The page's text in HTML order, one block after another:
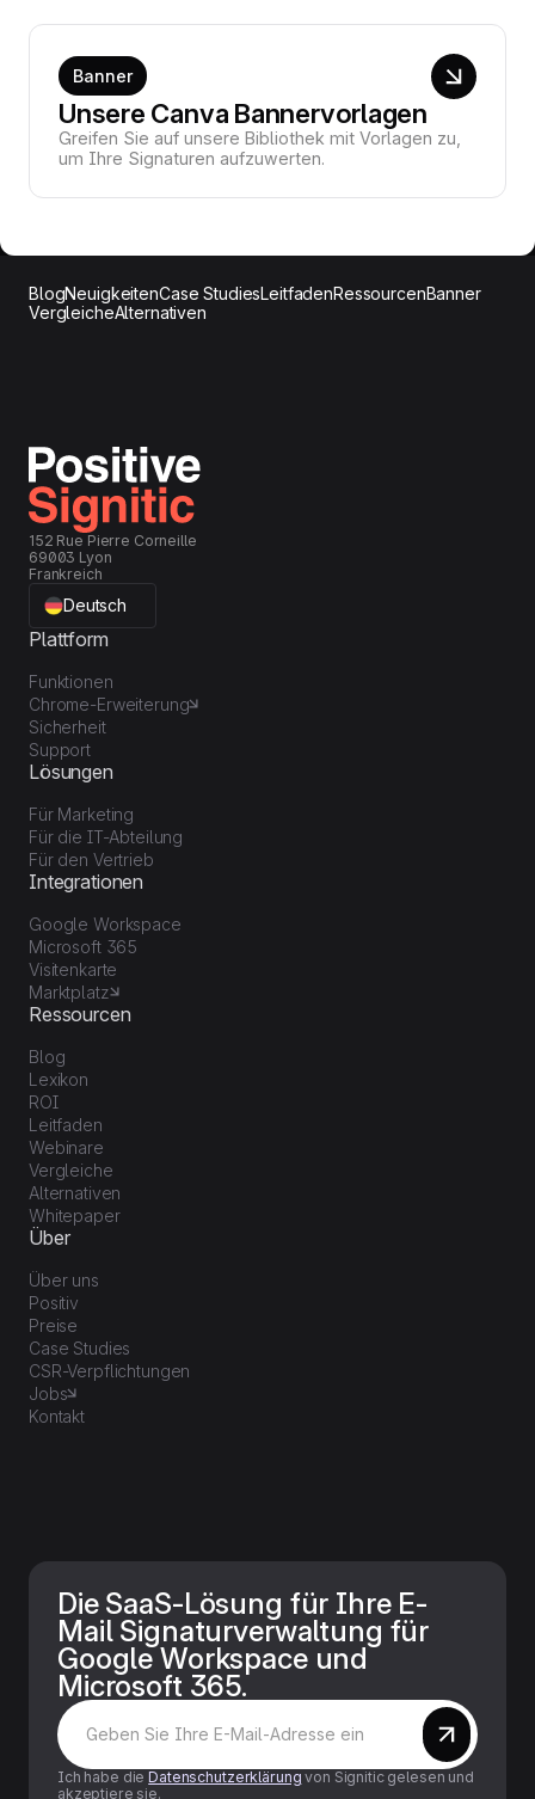
Banner
Unsere Canva Bannervorlagen
Greifen Sie auf unsere Bibliothek mit Vorlagen zu,
um Ihre Signaturen aufzuwerten.
BlogNeuigkeitenCase StudiesLeitfadenRessourcenBanner
VergleicheAlternativen
152 Rue Pierre Corneille
69003 Lyon
Frankreich
Deutsch
Plattform
Funktionen
Chrome-Erweiterung
Sicherheit
Support
Lösungen
Für Marketing
Für die IT-Abteilung
Für den Vertrieb
Integrationen
Google Workspace
Microsoft 365
Visitenkarte
Marktplatz
Ressourcen
Blog
Lexikon
ROI
Leitfaden
Webinare
Vergleiche
Alternativen
Whitepaper
Über
Über uns
Positiv
Preise
Case Studies
CSR-Verpflichtungen
Jobs
Kontakt
Die SaaS-Lösung für Ihre E-
Mail Signaturverwaltung für
Google Workspace und
Microsoft 365.
Ich habe dieDatenschutzerklärung von Signitic gelesen und
akzeptiere sie.